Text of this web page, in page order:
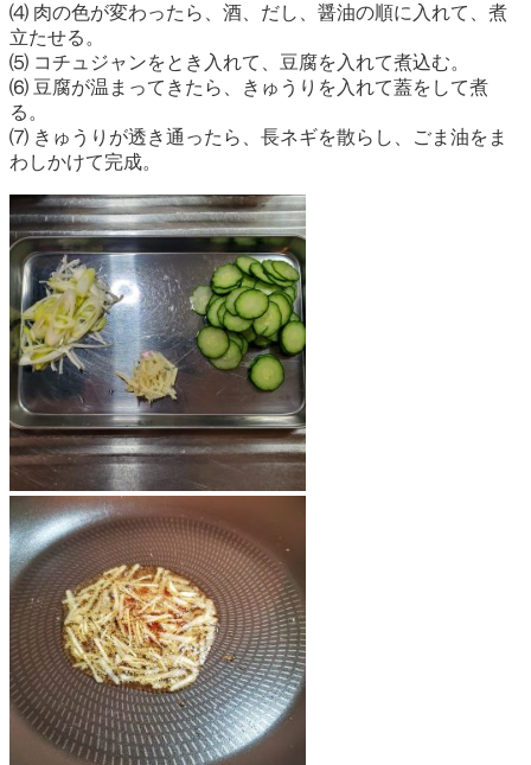
⑷ 肉の色が変わったら、酒、だし、醤油の順に入れて、煮
立たせる。
⑸ コチュジャンをとき入れて、豆腐を入れて煮込む。
⑹ 豆腐が温まってきたら、きゅうりを入れて蓋をして煮
る。
⑺ きゅうりが透き通ったら、長ネギを散らし、ごま油をま
わしかけて完成。